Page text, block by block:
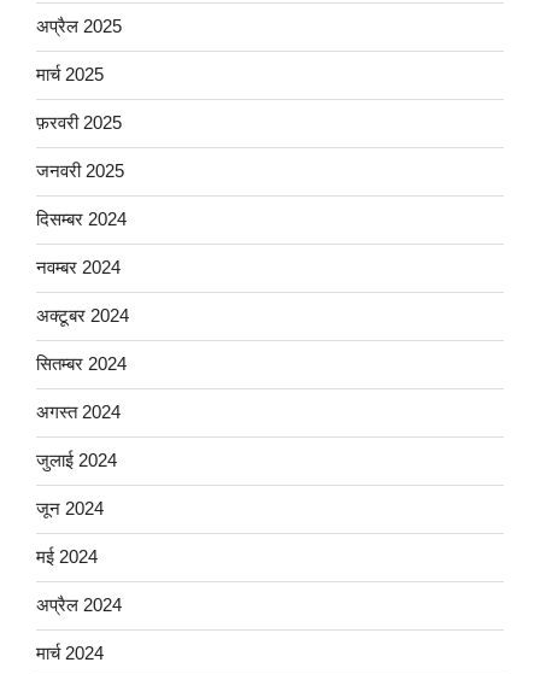
अप्रैल 2025
मार्च 2025
फ़रवरी 2025
जनवरी 2025
दिसम्बर 2024
नवम्बर 2024
अक्टूबर 2024
सितम्बर 2024
अगस्त 2024
जुलाई 2024
जून 2024
मई 2024
अप्रैल 2024
मार्च 2024